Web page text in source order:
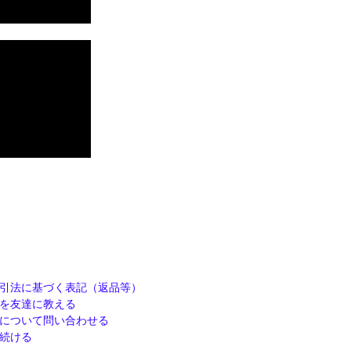
法に基づく表記（返品等）
友達に教える
ついて問い合わせる
ける